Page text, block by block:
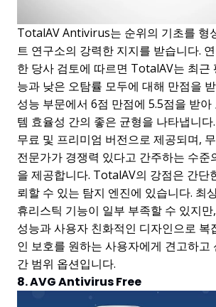
TotalAV Antivirus는 순위의 기초를 형
트 연구소의 강력한 지지를 받습니다.
한 당사 검토에 따르면 TotalAV는 최근
능과 낮은 오탐률 모두에 대해 만점을
성능 부문에서 6점 만점에 5.5점을 받
템 효율성 간의 좋은 균형을 나타냅니
무료 및 프리미엄 버전으로 제공되며,
전문가가 경쟁력 있다고 간주하는 수준
을 제공합니다. TotalAV의 강점은 간단
뢰할 수 있는 탐지 엔진에 있습니다. 최
휴리스틱 기능이 일부 부족할 수 있지
성능과 사용자 친화적인 디자인으로 복
인 보호를 원하는 사용자에게 견고하고
간 범위 옵션입니다.
8. AVG Antivirus Free